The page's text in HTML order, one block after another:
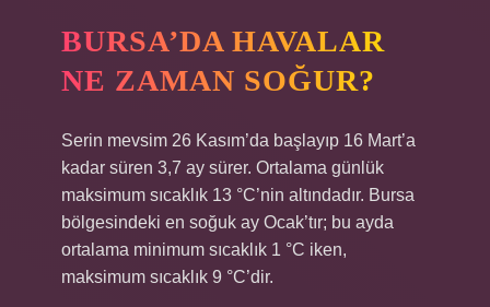
BURSA’DA HAVALAR
NE ZAMAN SOĞUR?
Serin mevsim 26 Kasım’da başlayıp 16 Mart’a
kadar süren 3,7 ay sürer. Ortalama günlük
maksimum sıcaklık 13 °C’nin altındadır. Bursa
bölgesindeki en soğuk ay Ocak’tır; bu ayda
ortalama minimum sıcaklık 1 °C iken,
maksimum sıcaklık 9 °C’dir.